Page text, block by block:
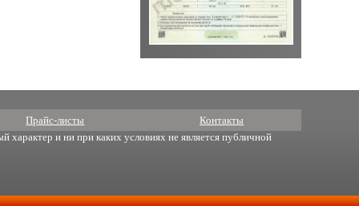
Прайс-листы
Контакты
характер и ни при каких условиях не является публичной